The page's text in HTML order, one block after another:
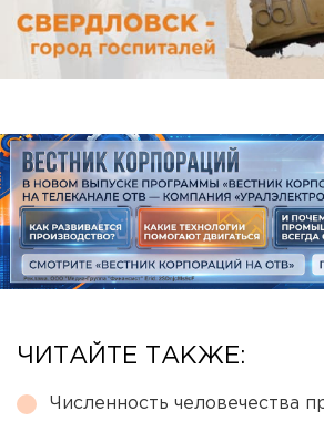
ЧИТАЙТЕ ТАКЖЕ:
Численность человечества